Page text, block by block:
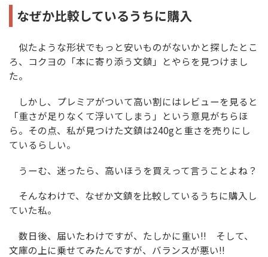
なぜか比較しているうちに購入
似たような形状でもっと安いものがないかと探したとこ
ろ、コクヨの「本に寄り添う文鎮」とやらを見つけまし
た。
しかし、プレミアがついて高い割にはレビューを見ると
「重さが足りなくて浮いてしまう」という意見がちらほ
ら。その点、私が見つけた文鎮は240gと重さを売りにし
ているらしい。
うーむ、迷ったら、高いほうを買えって言うことよね？
そんなわけで、なぜか文鎮を比較しているうちに購入し
ていた私。
数日後、届いたわけですが、たしかに重い!! そして、
文庫の上に乗せてみたんですが、バランスが悪い!!